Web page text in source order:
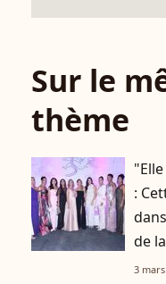
Sur le
thème
:
de
3